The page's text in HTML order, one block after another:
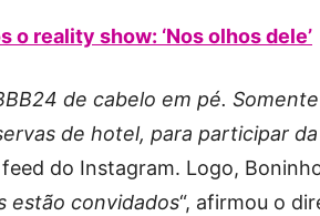
o reality show: ‘Nos olhos dele’
de cabelo em pé. Somente
de hotel, para participar da
do Instagram. Logo,
estão convidados“, afirmou o